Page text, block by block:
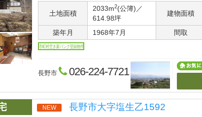
土地面積
2033m2(公簿)／
614.98坪
建物面積
築年月
1968年7月 間取
市町村空き家バンク登録物件
長野市 026-224-7721
NEW 長野市大字塩生乙1592